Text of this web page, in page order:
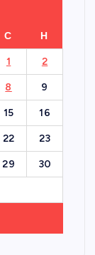
С Н
1 2
8 9
15 16
22 23
29 30